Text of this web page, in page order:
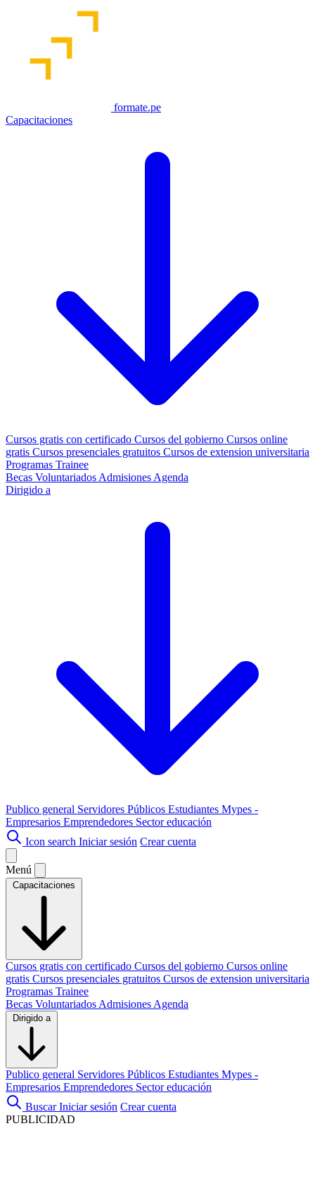
formate.pe
Capacitaciones
Cursos gratis con certificado Cursos del gobierno Cursos online
gratis Cursos presenciales gratuitos Cursos de extension universitaria
Programas Trainee
Becas Voluntariados Admisiones Agenda
Dirigido a
Publico general Servidores Públicos Estudiantes Mypes -
Empresarios Emprendedores Sector educación
Icon search Iniciar sesión Crear cuenta
Menú
Capacitaciones
Cursos gratis con certificado Cursos del gobierno Cursos online
gratis Cursos presenciales gratuitos Cursos de extension universitaria
Programas Trainee
Becas Voluntariados Admisiones Agenda
Dirigido a
Publico general Servidores Públicos Estudiantes Mypes -
Empresarios Emprendedores Sector educación
Buscar Iniciar sesión Crear cuenta
PUBLICIDAD